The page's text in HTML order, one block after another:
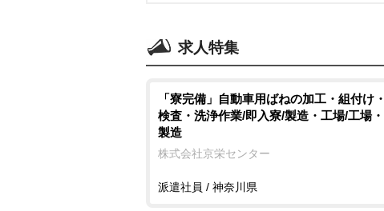
求人特集
「寮完備」自動車用ばねの加工・組付け・
検査・洗浄作業/即入寮/製造・工場/工場・
製造
株式会社京栄センター
派遣社員 / 神奈川県